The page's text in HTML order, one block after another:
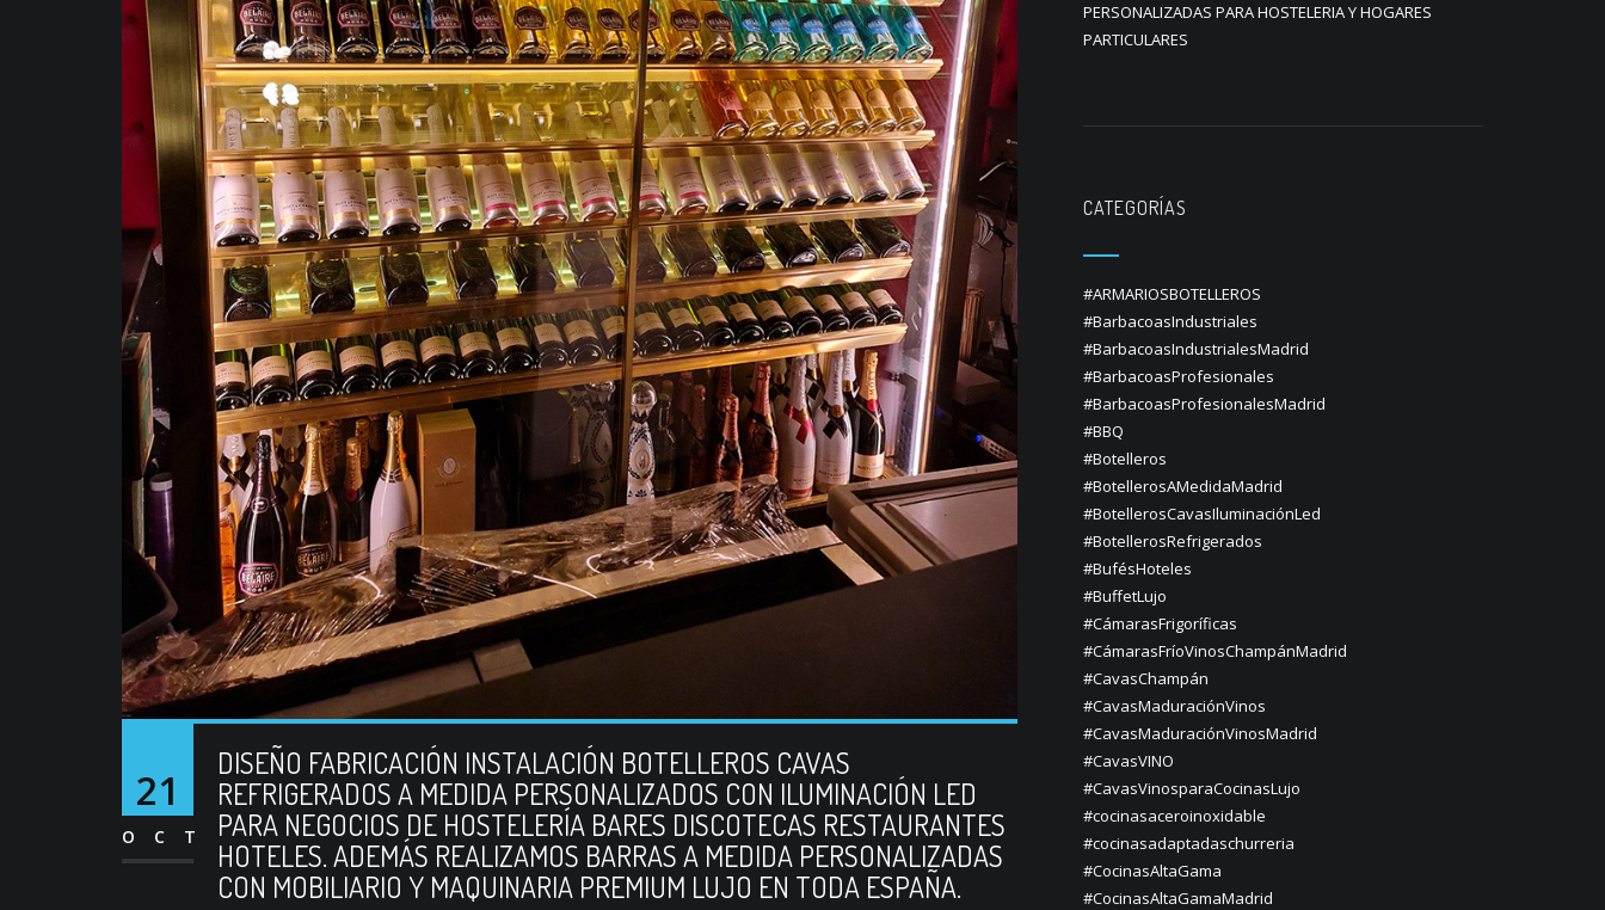
21
OCT
DISEÑO FABRICACIÓN INSTALACIÓN BOTELLEROS CAVAS
REFRIGERADOS A MEDIDA PERSONALIZADOS CON ILUMINACIÓN LED
PARA NEGOCIOS DE HOSTELERÍA BARES DISCOTECAS RESTAURANTES
HOTELES. ADEMÁS REALIZAMOS BARRAS A MEDIDA PERSONALIZADAS
CON MOBILIARIO Y MAQUINARIA PREMIUM LUJO EN TODA ESPAÑA.
PERSONALIZADAS PARA HOSTELERIA Y HOGARES
PARTICULARES
CATEGORÍAS
#ARMARIOSBOTELLEROS
#BarbacoasIndustriales
#BarbacoasIndustrialesMadrid
#BarbacoasProfesionales
#BarbacoasProfesionalesMadrid
#BBQ
#Botelleros
#BotellerosAMedidaMadrid
#BotellerosCavasIluminaciónLed
#BotellerosRefrigerados
#BufésHoteles
#BuffetLujo
#CámarasFrigoríficas
#CámarasFríoVinosChampánMadrid
#CavasChampán
#CavasMaduraciónVinos
#CavasMaduraciónVinosMadrid
#CavasVINO
#CavasVinosparaCocinasLujo
#cocinasaceroinoxidable
#cocinasadaptadaschurreria
#CocinasAltaGama
#CocinasAltaGamaMadrid